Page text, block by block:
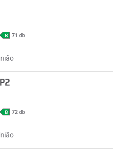
B 71 db
B 72 db